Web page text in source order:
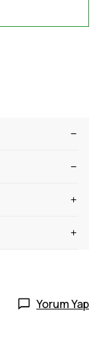
Yorum Yap